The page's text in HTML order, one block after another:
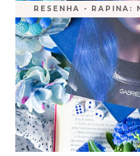
RESENHA - RAPINA: